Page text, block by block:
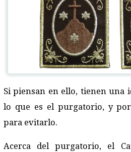
Si piensan en ello, tienen una
lo que es el purgatorio, y
para evitarlo.
Acerca del purgatorio, el